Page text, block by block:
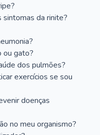
da rinite?
ou gato?
dos pulmões?
exercícios se sou
doenças
no meu organismo?